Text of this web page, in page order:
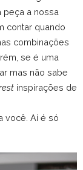
peça a nossa
contar quando
combinações
se é uma
mas não sabe
inspirações de
você. Aí é só